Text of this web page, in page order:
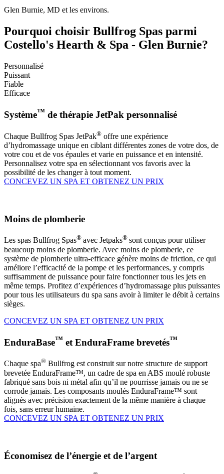
Glen Burnie, MD et les environs.
Pourquoi choisir Bullfrog Spas parmi
Costello's Hearth & Spa - Glen Burnie?
Personnalisé
Puissant
Fiable
Efficace
Système™ de thérapie JetPak personnalisé
Chaque Bullfrog Spas JetPak® offre une expérience
d’hydromassage unique en ciblant différentes zones de votre dos, de
votre cou et de vos épaules et varie en puissance et en intensité.
Personnalisez votre spa en sélectionnant vos favoris avec la
possibilité de les changer à tout moment.
CONCEVEZ UN SPA ET OBTENEZ UN PRIX
Moins de plomberie
Les spas Bullfrog Spas® avec Jetpaks® sont conçus pour utiliser
beaucoup moins de plomberie. Avec moins de plomberie, ce
système de plomberie ultra-efficace génère moins de friction, ce qui
améliore l’efficacité de la pompe et les performances, y compris
suffisamment de puissance pour faire fonctionner tous les jets en
même temps. Profitez d’expériences d’hydromassage plus puissantes
pour tous les utilisateurs du spa sans avoir à limiter le débit à certains
sièges.
CONCEVEZ UN SPA ET OBTENEZ UN PRIX
EnduraBase™ et EnduraFrame brevetés™
Chaque spa® Bullfrog est construit sur notre structure de support
brevetée EnduraFrame™, un cadre de spa en ABS moulé robuste
fabriqué sans bois ni métal afin qu’il ne pourrisse jamais ou ne se
corrode jamais. Les composants moulés EnduraFrame™ sont
alignés avec précision exactement de la même manière à chaque
fois, sans erreur humaine.
CONCEVEZ UN SPA ET OBTENEZ UN PRIX
Économisez de l’énergie et de l’argent